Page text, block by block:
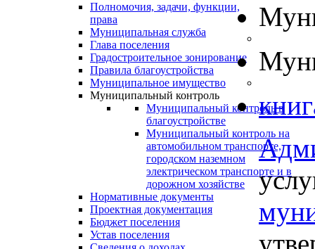
Полномочия, задачи, функции,
права
Муниципальная служба
Глава поселения
Градостроительное зонирование
Правила благоустройства
Муниципальное имущество
Муниципальный контроль
Муниципальный контроль в
благоустройстве
Муниципальный контроль на
автомобильном транспорте,
городском наземном
электрическом транспорте и в
дорожном хозяйстве
Нормативные документы
Проектная документация
Бюджет поселения
Устав поселения